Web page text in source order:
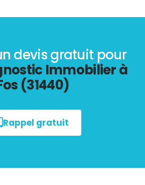
devis gratuit pour
Immobilier à
(31440)
Rappel gratuit